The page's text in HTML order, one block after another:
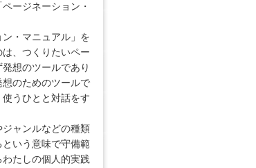
ージネーション・
・マニュアル」を
、つくりたいペー
想のツールであり
のためのツールで
うひとと対話をす
ャンルなどの種類
いう意味で守備範
たしの個人的実践